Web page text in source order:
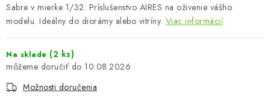
O Nás Moja objednávka Kontakty
Preprava a platba
Podmienky a pravidlá
Zásady ochrany osobných údajov
Postup pri podávaní sťažností
FAQ
Výstavy 2026
Sabre v mierke 1/32. Príslušenstvo AIRES na oživenie vášho
modelu. Ideálny do diorámy alebo vitríny. Viac informácií
Na sklade (2 ks)
10.08.2026
Možnosti doručenia